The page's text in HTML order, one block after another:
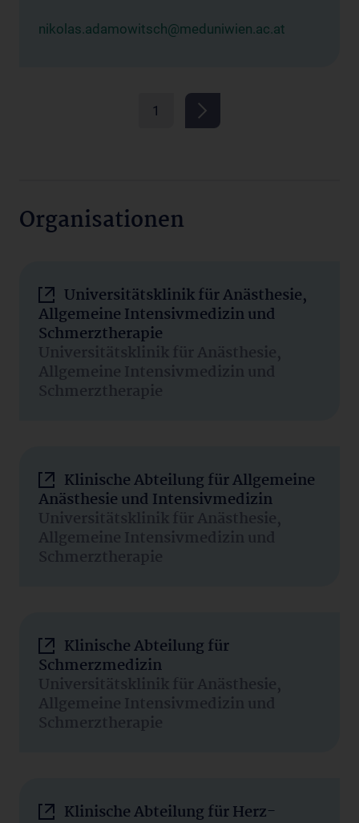
nikolas.adamowitsch@meduniwien.ac.at
1
Organisationen
Universitätsklinik für Anästhesie,
Allgemeine Intensivmedizin und
Schmerztherapie
Universitätsklinik für Anästhesie,
Allgemeine Intensivmedizin und
Schmerztherapie
Klinische Abteilung für Allgemeine
Anästhesie und Intensivmedizin
Universitätsklinik für Anästhesie,
Allgemeine Intensivmedizin und
Schmerztherapie
Klinische Abteilung für
Schmerzmedizin
Universitätsklinik für Anästhesie,
Allgemeine Intensivmedizin und
Schmerztherapie
Klinische Abteilung für Herz-